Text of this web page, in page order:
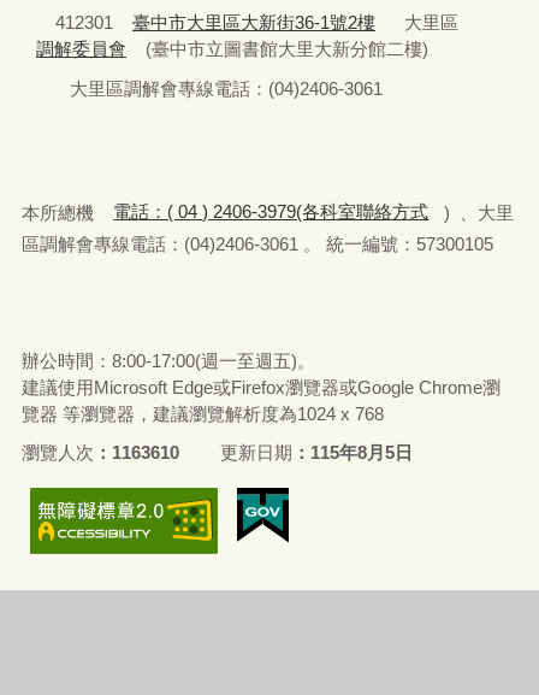
412301 臺中市大里區大新街36-1號2樓
大里區
調解委員會
(臺中市立圖書館大里大新分館二樓)
大里區調解會專線電話：(04)2406-3061
本所總機 電話：( 04 ) 2406-3979(各科室聯絡方式
) 、大里
區調解會專線電話：(04)2406-3061 。 統一編號：57300105
辦公時間：8:00-17:00(週一至週五)。
建議使用Microsoft Edge或Firefox瀏覽器或Google Chrome瀏
覽器 等瀏覽器，建議瀏覽解析度為1024 x 768
瀏覽人次
1163610 更新日期 115年8月5日